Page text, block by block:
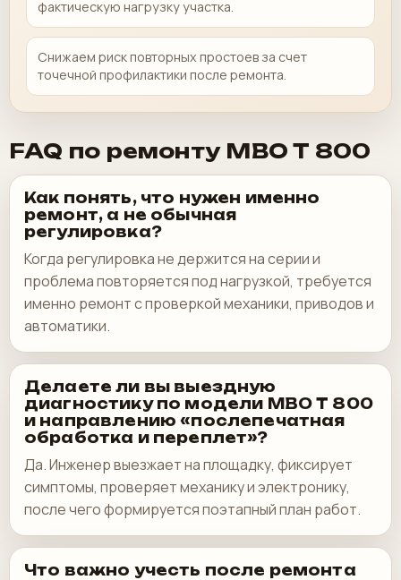
фактическую нагрузку участка.
Снижаем риск повторных простоев за счет
точечной профилактики после ремонта.
FAQ по ремонту MBO T 800
Как понять, что нужен именно
ремонт, а не обычная
регулировка?
Когда регулировка не держится на серии и
проблема повторяется под нагрузкой, требуется
именно ремонт с проверкой механики, приводов и
автоматики.
Делаете ли вы выездную
диагностику по модели MBO T 800
и направлению «послепечатная
обработка и переплет»?
Да. Инженер выезжает на площадку, фиксирует
симптомы, проверяет механику и электронику,
после чего формируется поэтапный план работ.
Что важно учесть после ремонта